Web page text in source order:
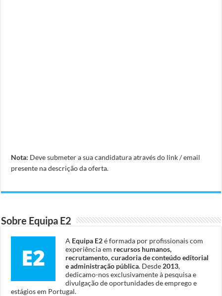
Nota: Deve submeter a sua candidatura através do link / email
presente na descrição da oferta.
Sobre Equipa E2
A Equipa E2é formada por profissionais com
experiência em recursos humanos,
recrutamento, curadoria de conteúdo editorial
e administração pública. Desde 2013,
dedicamo-nos exclusivamente à pesquisa e
divulgação de oportunidades de emprego e
estágios em Portugal.